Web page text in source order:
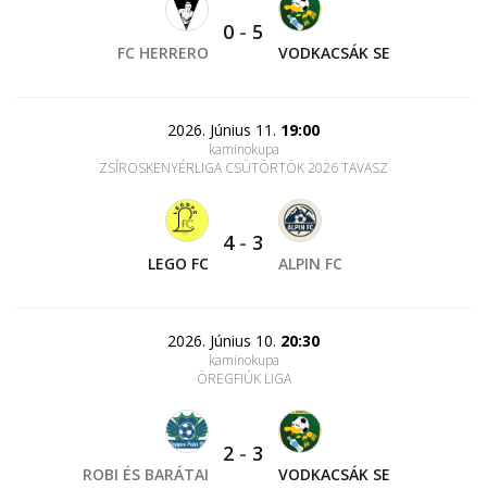
FC HERRERO
0 - 5
VODKACSÁK SE
2026. Június 11. 19:00
kaminokupa
ZSÍROSKENYÉRLIGA CSÜTÖRTÖK 2026 TAVASZ
LEGO FC
4- 3
ALPIN FC
2026. Június 10. 20:30
kaminokupa
ÖREGFIÚK LIGA
ROBI ÉS BARÁTAI
2 - 3
VODKACSÁK SE